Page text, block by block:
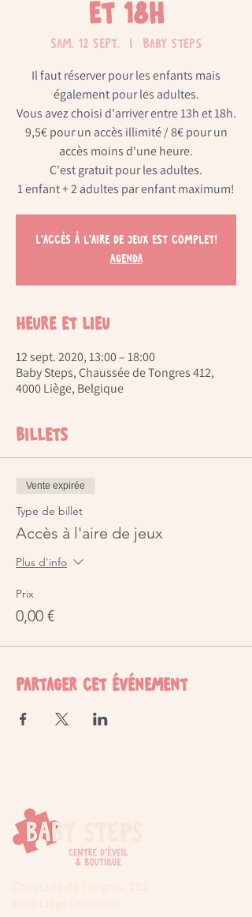
et 18H
sam. 12 sept.
  |
Baby Steps
Il faut réserver pour les enfants mais
également pour les adultes.
Vous avez choisi d'arriver entre 13h et 18h.
9,5€ pour un accès illimité / 8€ pour un
accès moins d'une heure.
C'est gratuit pour les adultes.
L'accès à l'aire de jeux est complet!
Agenda
Heure et lieu
12 sept. 2020, 13:00 – 18:00
Baby Steps, Chaussée de Tongres 412,
4000 Liège, Belgique
Billets
Vente expirée
Type de billet
Accès à l'aire de jeux
Plus d'info
Prix
0,00 €
Partager cet événement